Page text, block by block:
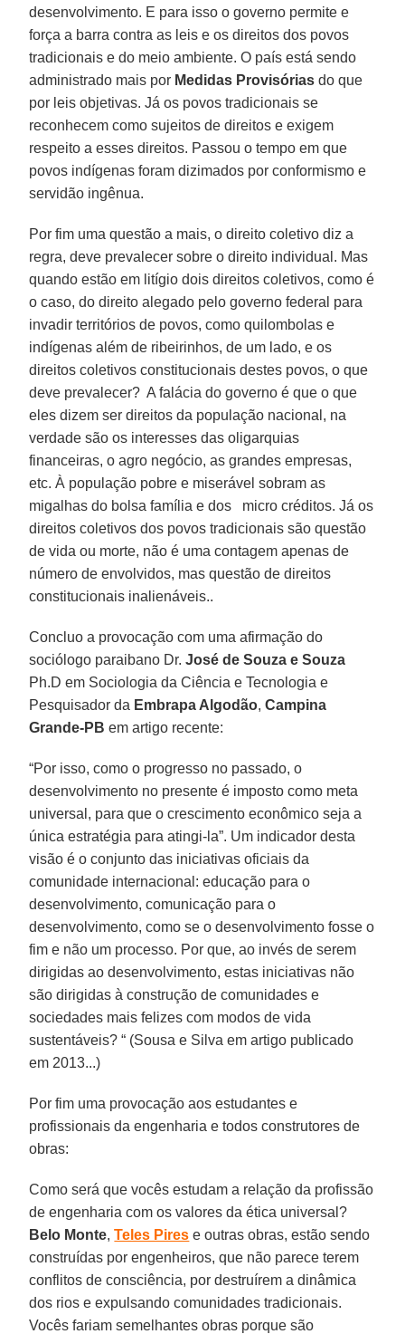
desenvolvimento. E para isso o governo permite e
força a barra contra as leis e os direitos dos povos
tradicionais e do meio ambiente. O país está sendo
administrado mais por Medidas Provisórias do que
por leis objetivas. Já os povos tradicionais se
reconhecem como sujeitos de direitos e exigem
respeito a esses direitos. Passou o tempo em que
povos indígenas foram dizimados por conformismo e
servidão ingênua.
Por fim uma questão a mais, o direito coletivo diz a
regra, deve prevalecer sobre o direito individual. Mas
quando estão em litígio dois direitos coletivos, como é
o caso, do direito alegado pelo governo federal para
invadir territórios de povos, como quilombolas e
indígenas além de ribeirinhos, de um lado, e os
direitos coletivos constitucionais destes povos, o que
deve prevalecer? A falácia do governo é que o que
eles dizem ser direitos da população nacional, na
verdade são os interesses das oligarquias
financeiras, o agro negócio, as grandes empresas,
etc. À população pobre e miserável sobram as
migalhas do bolsa família e dos micro créditos. Já os
direitos coletivos dos povos tradicionais são questão
de vida ou morte, não é uma contagem apenas de
número de envolvidos, mas questão de direitos
constitucionais inalienáveis..
Concluo a provocação com uma afirmação do
sociólogo paraibano Dr.José de Souza e Souza
Ph.D em Sociologia da Ciência e Tecnologia e
Pesquisador da Embrapa Algodão,Campina
Grande-PB em artigo recente:
“Por isso, como o progresso no passado, o
desenvolvimento no presente é imposto como meta
universal, para que o crescimento econômico seja a
única estratégia para atingi-la”. Um indicador desta
visão é o conjunto das iniciativas oficiais da
comunidade internacional: educação para o
desenvolvimento, comunicação para o
desenvolvimento, como se o desenvolvimento fosse o
fim e não um processo. Por que, ao invés de serem
dirigidas ao desenvolvimento, estas iniciativas não
são dirigidas à construção de comunidades e
sociedades mais felizes com modos de vida
sustentáveis? “ (Sousa e Silva em artigo publicado
em 2013...)
Por fim uma provocação aos estudantes e
profissionais da engenharia e todos construtores de
obras:
Como será que vocês estudam a relação da profissão
de engenharia com os valores da ética universal?
Belo Monte,Teles Pires e outras obras, estão sendo
construídas por engenheiros, que não parece terem
conflitos de consciência, por destruírem a dinâmica
dos rios e expulsando comunidades tradicionais.
Vocês fariam semelhantes obras porque são